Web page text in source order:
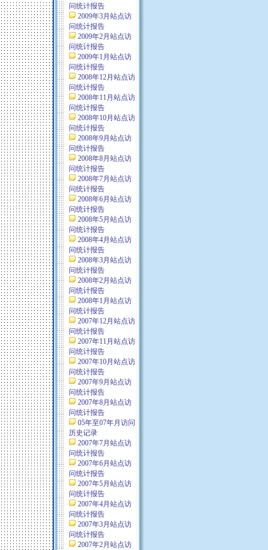
问统计报告
2009年3月站点访
问统计报告
2009年2月站点访
问统计报告
2009年1月站点访
问统计报告
2008年12月站点访
问统计报告
2008年11月站点访
问统计报告
2008年10月站点访
问统计报告
2008年9月站点访
问统计报告
2008年8月站点访
问统计报告
2008年7月站点访
问统计报告
2008年6月站点访
问统计报告
2008年5月站点访
问统计报告
2008年4月站点访
问统计报告
2008年3月站点访
问统计报告
2008年2月站点访
问统计报告
2008年1月站点访
问统计报告
2007年12月站点访
问统计报告
2007年11月站点访
问统计报告
2007年10月站点访
问统计报告
2007年9月站点访
问统计报告
2007年8月站点访
问统计报告
05年至07年月访问
历史记录
2007年7月站点访
问统计报告
2007年6月站点访
问统计报告
2007年5月站点访
问统计报告
2007年4月站点访
问统计报告
2007年3月站点访
问统计报告
2007年2月站点访